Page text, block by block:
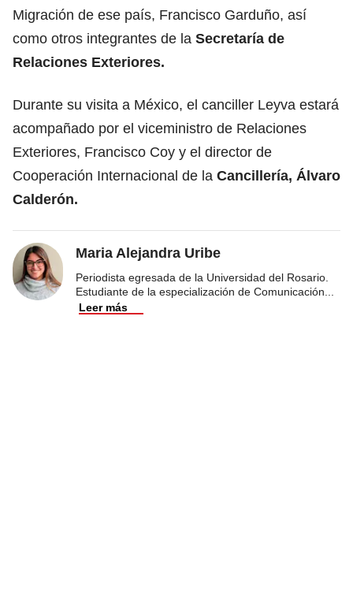
Migración de ese país, Francisco Garduño, así
como otros integrantes de la Secretaría de
Relaciones Exteriores.
Durante su visita a México, el canciller Leyva estará
acompañado por el viceministro de Relaciones
Exteriores, Francisco Coy y el director de
Cooperación Internacional de la Cancillería, Álvaro
Calderón.
Maria Alejandra Uribe
Periodista egresada de la Universidad del Rosario.
Estudiante de la especialización de Comunicación
Leer más